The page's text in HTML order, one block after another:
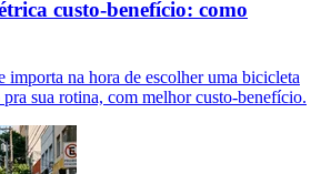
custo-benefício: como
importa na hora de escolher uma bicicleta
sua rotina, com melhor custo-benefício.